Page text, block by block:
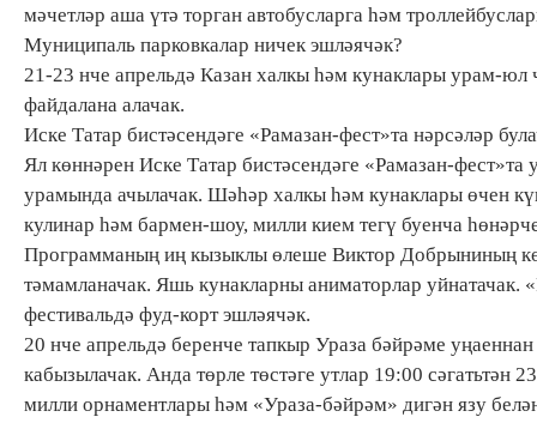
мәчетләр аша үтә торган автобусларга һәм
Муниципаль парковкалар ничек эшләячәк?
21-23 нче апрельдә Казан халкы һәм кунаклары урам-
файдалана алачак.
Иске Татар бистәсендәге «Рамазан-фест»та нәрсәләр
Ял көннәрен Иске Татар бистәсендәге «Рамазан-
урамында ачылачак. Шәһәр халкы һәм кунаклары өчен
кулинар һәм бармен-шоу, милли кием тегү буенча
Программаның иң кызыклы өлеше Виктор Добрыниның
тәмамланачак. Яшь кунакларны аниматорлар уйнатачак.
фестивальдә фуд-корт эшләячәк.
20 нче апрельдә беренче тапкыр Ураза бәйрәме
кабызылачак. Анда төрле төстәге утлар 19:00 сәгатьтән
милли орнаментлары һәм «Ураза-бәйрәм» дигән язу